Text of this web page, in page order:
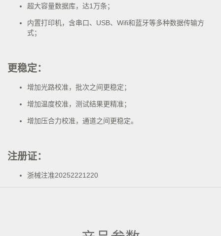
超大容量数据库，达1万条；
内置打印机，含串口、USB、Wifi和蓝牙等多种数据传输方
式；
更稳定：
增加光路校准，批次之间更稳定；
增加温度校准，测试结果更精准；
增加压合力校准，通道之间更稳定。
注册证：
浙械注准20252221220